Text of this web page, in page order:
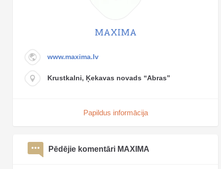
MAXIMA
www.maxima.lv
Krustkalni, Ķekavas novads “Abras”
Papildus informācija
Pēdējie komentāri MAXIMA